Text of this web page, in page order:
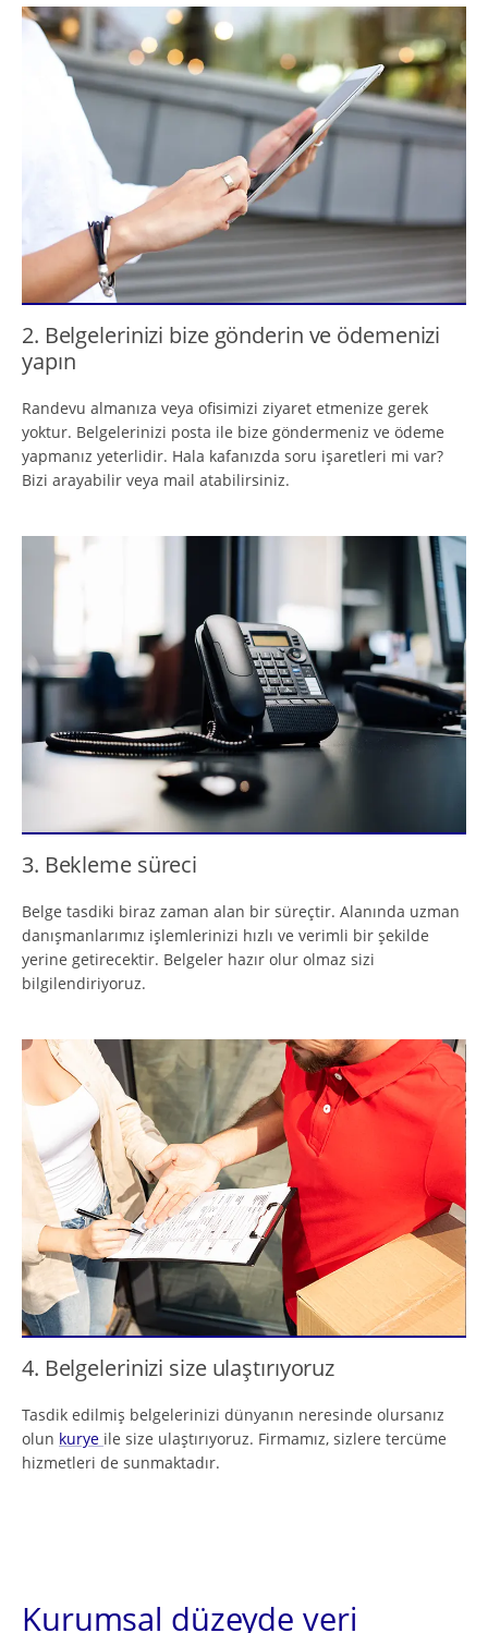
2. Belgelerinizi bize gönderin ve ödemenizi
yapın
Randevu almanıza veya ofisimizi ziyaret etmenize gerek
yoktur. Belgelerinizi posta ile bize göndermeniz ve ödeme
yapmanız yeterlidir. Hala kafanızda soru işaretleri mi var?
Bizi arayabilir veya mail atabilirsiniz.
3. Bekleme süreci
Belge tasdiki biraz zaman alan bir süreçtir. Alanında uzman
danışmanlarımız işlemlerinizi hızlı ve verimli bir şekilde
yerine getirecektir. Belgeler hazır olur olmaz sizi
bilgilendiriyoruz.
4. Belgelerinizi size ulaştırıyoruz
Tasdik edilmiş belgelerinizi dünyanın neresinde olursanız
olun kurye ile size ulaştırıyoruz. Firmamız, sizlere tercüme
hizmetleri de sunmaktadır.
Kurumsal düzeyde veri